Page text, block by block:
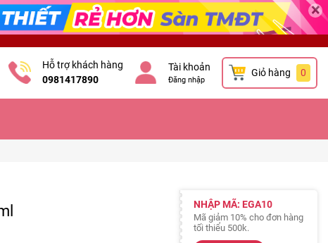
×
Hỗ trợ khách hàng
0981417890
Tài khoản
Đăng nhập
Giỏ hàng 0
NHẬP MÃ: EGA10
Mã giảm 10% cho đơn hàng
tối thiểu 500k.